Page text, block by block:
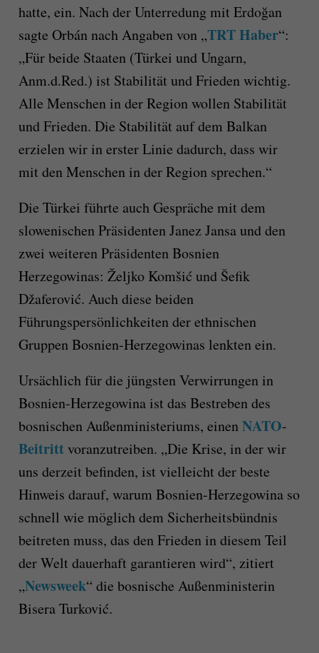
hatte, ein. Nach der Unterredung mit Erdoğan
sagte Orbán nach Angaben von „TRT Haber“:
„Für beide Staaten (Türkei und Ungarn,
Anm.d.Red.) ist Stabilität und Frieden wichtig.
Alle Menschen in der Region wollen Stabilität
und Frieden. Die Stabilität auf dem Balkan
erzielen wir in erster Linie dadurch, dass wir
mit den Menschen in der Region sprechen.“
Die Türkei führte auch Gespräche mit dem
slowenischen Präsidenten Janez Jansa und den
zwei weiteren Präsidenten Bosnien
Herzegowinas: Željko Komšić und Šefik
Džaferović. Auch diese beiden
Führungspersönlichkeiten der ethnischen
Gruppen Bosnien-Herzegowinas lenkten ein.
Ursächlich für die jüngsten Verwirrungen in
Bosnien-Herzegowina ist das Bestreben des
bosnischen Außenministeriums, einenNATO-
Beitritt voranzutreiben. „Die Krise, in der wir
uns derzeit befinden, ist vielleicht der beste
Hinweis darauf, warum Bosnien-Herzegowina so
schnell wie möglich dem Sicherheitsbündnis
beitreten muss, das den Frieden in diesem Teil
der Welt dauerhaft garantieren wird“, zitiert
„Newsweek“ die bosnische Außenministerin
Bisera Turković.